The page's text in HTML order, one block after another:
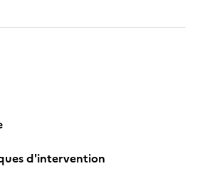
d'intervention